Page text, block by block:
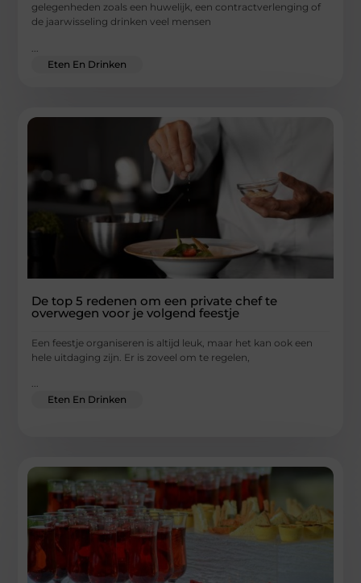
gelegenheden zoals een huwelijk, een contractverlenging of
de jaarwisseling drinken veel mensen
Eten En Drinken
De top 5 redenen om een private chef te
overwegen voor je volgend feestje
Een feestje organiseren is altijd leuk, maar het kan ook een
hele uitdaging zijn. Er is zoveel om te regelen,
...
Eten En Drinken